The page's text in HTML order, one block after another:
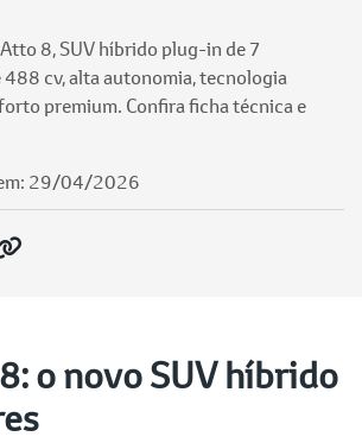
8, SUV híbrido plug-in de 7
488 cv, alta autonomia, tecnologia
premium. Confira ficha técnica e
29/04/2026
o novo SUV híbrido